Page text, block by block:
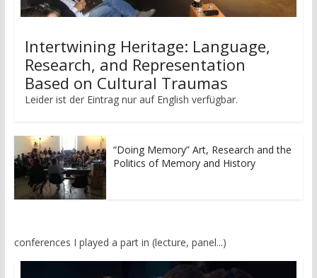
Intertwining Heritage: Language,
Research, and Representation
Based on Cultural Traumas
Leider ist der Eintrag nur auf English verfügbar.
“Doing Memory” Art, Research and the
Politics of Memory and History
conferences I played a part in (lecture, panel...)